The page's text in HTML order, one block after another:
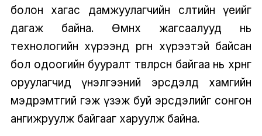
болон хагас дамжуулагчийн өсөлтийн үеийг
дагаж байна. Өмнөх жагсаалууд нь
технологийн хүрээнд өргөн хүрээтэй байсан
бол одоогийн бууралт төвлөрсөн байгаа нь хөрөнгө
оруулагчид үнэлгээний эрсдэлд хамгийн
мэдрэмтгий гэж үзэж буй эрсдэлийг сонгон
ангижруулж байгааг харуулж байна.